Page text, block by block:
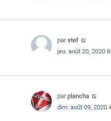
parstef
jeu. août 20, 2020
parplancha
dim. août 09, 2020